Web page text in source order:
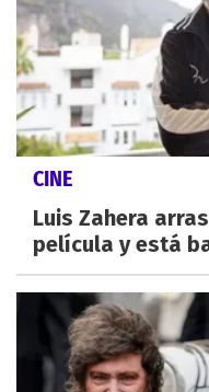
CINE
Luis Zahera
película y está